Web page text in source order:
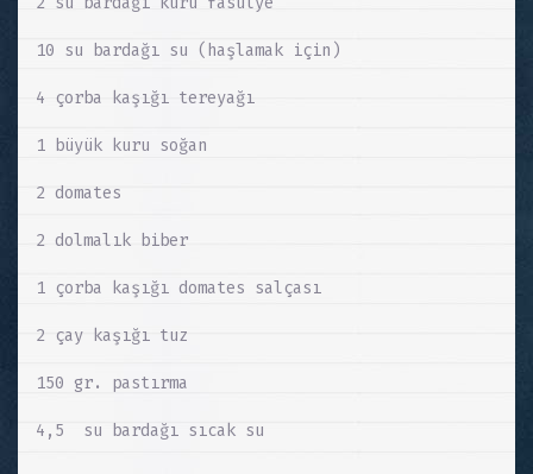
10 su bardağı su (haşlamak için)
4 çorba kaşığı tereyağı
1 büyük kuru soğan
2 domates
2 dolmalık biber
1 çorba kaşığı domates salçası
2 çay kaşığı tuz
150 gr. pastırma
4,5 su bardağı sıcak su